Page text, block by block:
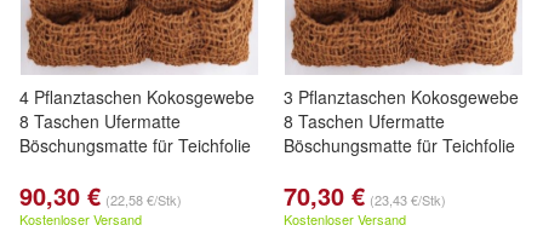
4 Pflanztaschen Kokosgewebe
8 Taschen Ufermatte
Böschungsmatte für Teichfolie
90,30 € (22,58 €/Stk)
Kostenloser Versand
3 Pflanztaschen Kokosgewebe
8 Taschen Ufermatte
Böschungsmatte für Teichfolie
70,30 € (23,43 €/Stk)
Kostenloser Versand